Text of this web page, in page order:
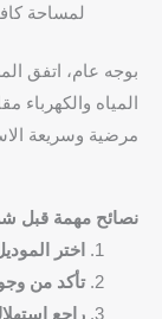
لمساحة
بوجه عام، اتفق
المياه والكهرباء
مرضية وسريعة
نصائح مهمة قبل
اختر
تأكد من
راجع